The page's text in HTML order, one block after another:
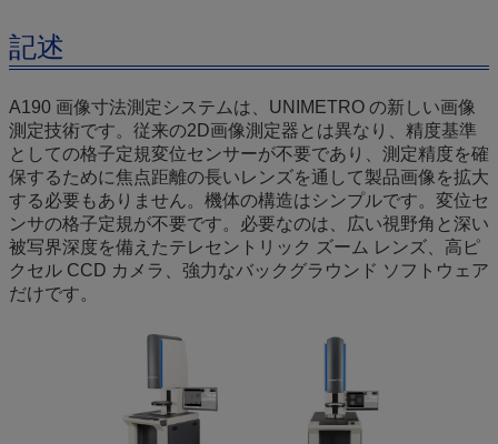
記述
A190 画像寸法測定システムは、UNIMETRO の新しい画像
測定技術です。従来の2D画像測定器とは異なり、精度基準
としての格子定規変位センサーが不要であり、測定精度を確
保するために焦点距離の長いレンズを通して製品画像を拡大
する必要もありません。機体の構造はシンプルです。変位セ
ンサの格子定規が不要です。必要なのは、広い視野角と深い
被写界深度を備えたテレセントリック ズーム レンズ、高ピ
クセル CCD カメラ、強力なバックグラウンド ソフトウェア
だけです。